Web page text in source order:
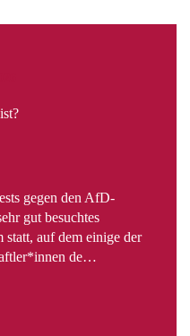
gegen den AfD-
gut besuchtes
statt, auf dem einige der
de…